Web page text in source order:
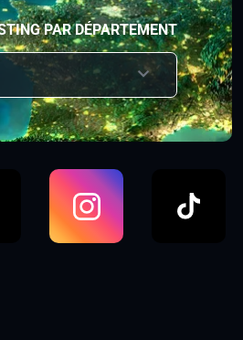
PAR DÉPARTEMENT